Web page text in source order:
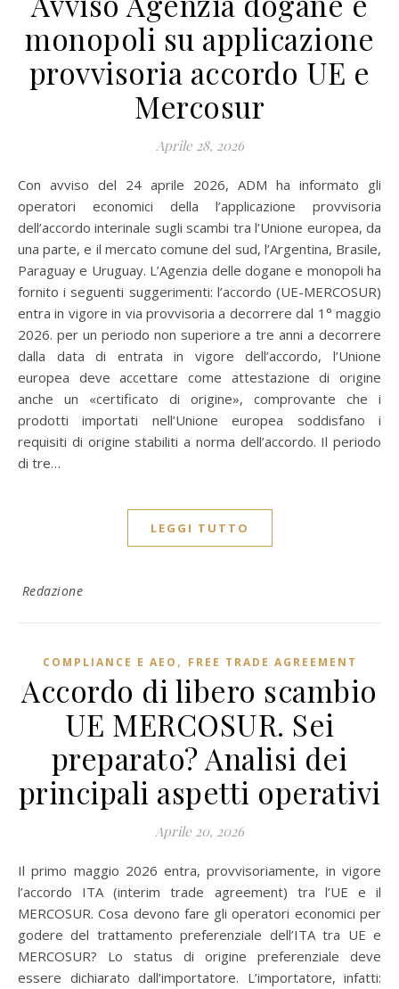
monopoli su applicazione
provvisoria accordo UE e
Mercosur
Aprile 28, 2026
Con avviso del 24 aprile 2026, ADM ha informato gli
operatori economici della l’applicazione provvisoria
dell’accordo interinale sugli scambi tra l’Unione europea, da
una parte, e il mercato comune del sud, l’Argentina, Brasile,
Paraguay e Uruguay. L’Agenzia delle dogane e monopoli ha
fornito i seguenti suggerimenti: l’accordo (UE-MERCOSUR)
entra in vigore in via provvisoria a decorrere dal 1° maggio
2026. per un periodo non superiore a tre anni a decorrere
dalla data di entrata in vigore dell’accordo, l’Unione
europea deve accettare come attestazione di origine
anche un «certificato di origine», comprovante che i
prodotti importati nell’Unione europea soddisfano i
requisiti di origine stabiliti a norma dell’accordo. Il periodo
di tre…
LEGGI TUTTO
Redazione
COMPLIANCE E AEO , FREE TRADE AGREEMENT
Accordo di libero scambio
UE MERCOSUR. Sei
preparato? Analisi dei
principali aspetti operativi
Aprile 20, 2026
Il primo maggio 2026 entra, provvisoriamente, in vigore
l’accordo ITA (interim trade agreement) tra l’UE e il
MERCOSUR. Cosa devono fare gli operatori economici per
godere del trattamento preferenziale dell’ITA tra UE e
MERCOSUR? Lo status di origine preferenziale deve
essere dichiarato dall’importatore. L’importatore, infatti: